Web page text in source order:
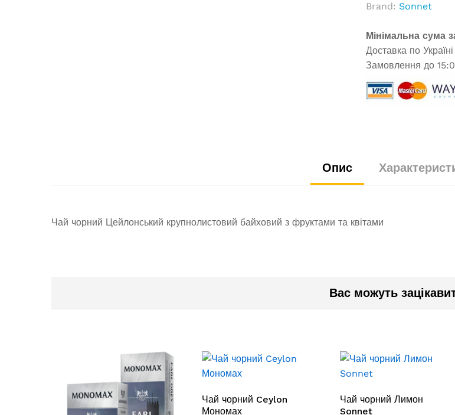
Brand: Sonnet
Мінімальна сума
Доставка по
Замовлення до
Опис
Чай чорний Цейлонський крупнолистовий байховий з фруктами та квітами
Вас можуть
Чай чорний Ceylon
Мономах
Чай чорний Лимон
Sonnet